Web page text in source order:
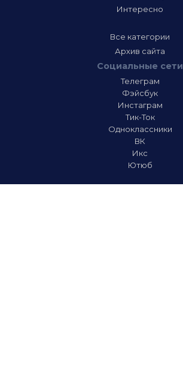
Интересно
Все категории
Архив сайта
Социальные сети
Телеграм
Фэйсбук
Инстаграм
Тик-Ток
Одноклассники
ВК
Икс
Ютюб